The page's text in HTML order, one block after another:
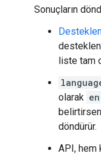
Sonuçların
liste tam
olarak en
döndürür.
API, hem